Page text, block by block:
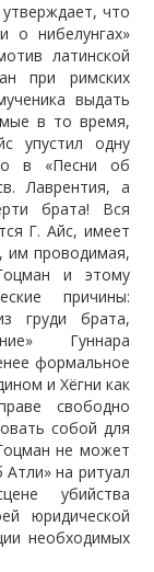
что
о нибелунгах»
латинской
при римских
выдать
в то время,
упустил одну
в «Песни об
Лаврентия, а
брата! Вся
Г. Айс, имеет
им проводимая,
и этому
причины:
груди брата,
Гуннара
формальное
и Хёгни как
свободно
собой для
не может
на ритуал
убийства
юридической
необходимых